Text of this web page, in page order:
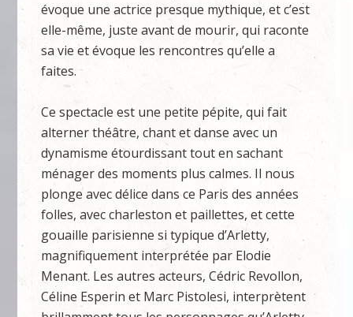
évoque une actrice presque mythique, et c’est
elle-même, juste avant de mourir, qui raconte
sa vie et évoque les rencontres qu’elle a
faites.
Ce spectacle est une petite pépite, qui fait
alterner théâtre, chant et danse avec un
dynamisme étourdissant tout en sachant
ménager des moments plus calmes. Il nous
plonge avec délice dans ce Paris des années
folles, avec charleston et paillettes, et cette
gouaille parisienne si typique d’Arletty,
magnifiquement interprétée par Elodie
Menant. Les autres acteurs, Cédric Revollon,
Céline Esperin et Marc Pistolesi, interprètent